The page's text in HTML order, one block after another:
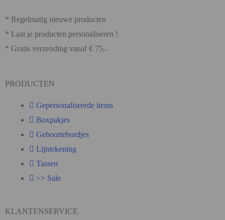
* Regelmatig nieuwe producten
* Laat je producten personaliseren !
* Gratis verzending vanaf € 75,-
PRODUCTEN
Gepersonaliseerde items
Boxpakjes
Geboortebordjes
Lijntekening
Tassen
>> Sale
KLANTENSERVICE